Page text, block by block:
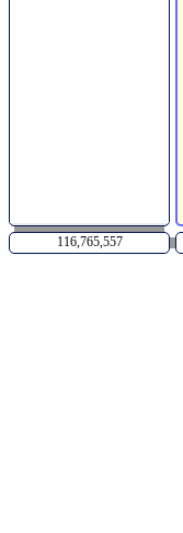
116,765,557